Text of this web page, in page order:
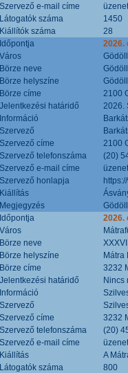
Szervező e-mail címe
Látogatók száma
1450
Kiállítók száma
28
Időpontja
2026.
Város
Börze neve
Börze helyszíne
Börze címe
2100
Jelentkezési határidő
2026.
Információ
Szervező
Szervező címe
2100
Szervező telefonszáma
(20)
Szervező e-mail címe
Szervező honlapja
Kiállítás
Megjegyzés
Időpontja
2026.
Város
Börze neve
Börze helyszíne
Mátra
Börze címe
3232
Jelentkezési határidő
Nincs
Információ
Szervező
Szervező címe
3232
Szervező telefonszáma
(20)
Szervező e-mail címe
Kiállítás
A
Látogatók száma
800